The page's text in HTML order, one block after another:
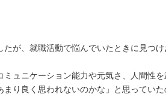
が、就職活動で悩んでいたときに見つ
ミュニケーション能力や元気さ、人間性
り良く思われないのかな」と思ってい